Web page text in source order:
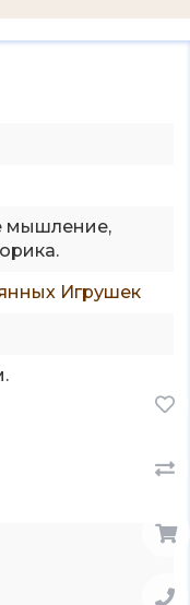
мышление,
Игрушек